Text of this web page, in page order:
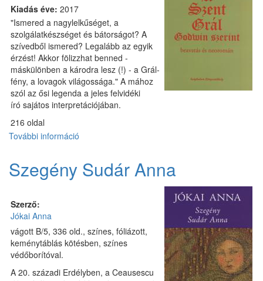
Kiadás éve: 2017
"Ismered a nagylelkűséget, a
szolgálatkészséget és bátorságot? A
szívedből ismered? Legalább az egyik
érzést! Akkor fölizzhat benned -
máskülönben a károdra lesz (!) - a Grál-
fény, a lovagok világossága." A mához
szól az ősi legenda a jeles felvidéki
író sajátos interpretációjában.
216 oldal
További információ
Godwin
Szegény Sudár Anna
Szerző:
Jókai Anna
vágott B/5, 336 old., színes, fóliázott,
keménytáblás kötésben, színes
védőborítóval.
A 20. századi Erdélyben, a Ceausescu